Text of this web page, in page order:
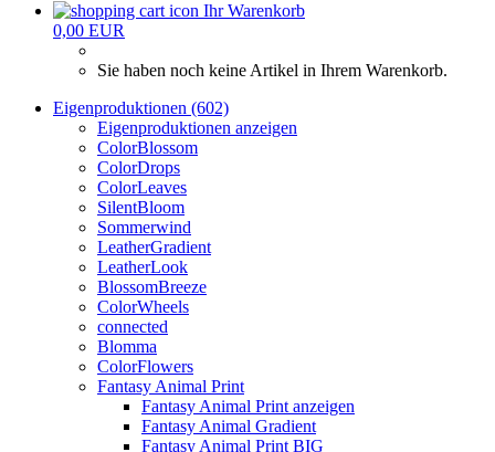
Ihr Warenkorb
0,00 EUR
Sie haben noch keine Artikel in Ihrem Warenkorb.
Eigenproduktionen (602)
Eigenproduktionen anzeigen
ColorBlossom
ColorDrops
ColorLeaves
SilentBloom
Sommerwind
LeatherGradient
LeatherLook
BlossomBreeze
ColorWheels
connected
Blomma
ColorFlowers
Fantasy Animal Print
Fantasy Animal Print anzeigen
Fantasy Animal Gradient
Fantasy Animal Print BIG